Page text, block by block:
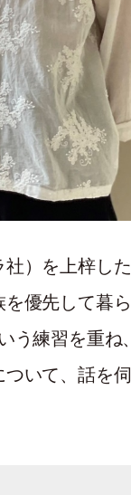
）を上梓し
優先して暮
う練習を重ね
いて、話を